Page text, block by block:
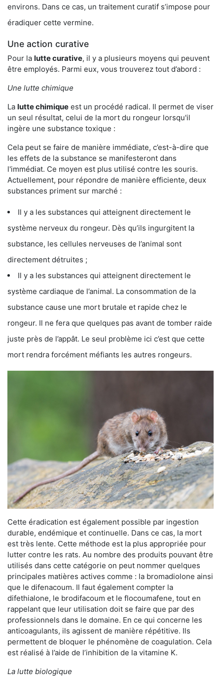
environs. Dans ce cas, un traitement curatif s’impose pour
éradiquer cette vermine.
Une action curative
Pour la lutte curative, il y a plusieurs moyens qui peuvent
être employés. Parmi eux, vous trouverez tout d’abord :
Une lutte chimique
La lutte chimique est un procédé radical. Il permet de viser
un seul résultat, celui de la mort du rongeur lorsqu'il
ingère une substance toxique :
Cela peut se faire de manière immédiate, c’est-à-dire que
les effets de la substance se manifesteront dans
l'immédiat. Ce moyen est plus utilisé contre les souris.
Actuellement, pour répondre de manière efficiente, deux
substances priment sur marché :
Il y a les substances qui atteignent directement le
système nerveux du rongeur. Dès qu’ils ingurgitent la
substance, les cellules nerveuses de l’animal sont
directement détruites ;
Il y a les substances qui atteignent directement le
système cardiaque de l’animal. La consommation de la
substance cause une mort brutale et rapide chez le
rongeur. Il ne fera que quelques pas avant de tomber raide
juste près de l’appât. Le seul problème ici c’est que cette
mort rendra forcément méfiants les autres rongeurs.
Cette éradication est également possible par ingestion
durable, endémique et continuelle. Dans ce cas, la mort
est très lente. Cette méthode est la plus appropriée pour
lutter contre les rats. Au nombre des produits pouvant être
utilisés dans cette catégorie on peut nommer quelques
principales matières actives comme : la bromadiolone ainsi
que le difenacoum. Il faut également compter la
difethialone, le brodifacoum et le flocoumafene, tout en
rappelant que leur utilisation doit se faire que par des
professionnels dans le domaine. En ce qui concerne les
anticoagulants, ils agissent de manière répétitive. Ils
permettent de bloquer le phénomène de coagulation. Cela
est réalisé à l’aide de l’inhibition de la vitamine K.
La lutte biologique